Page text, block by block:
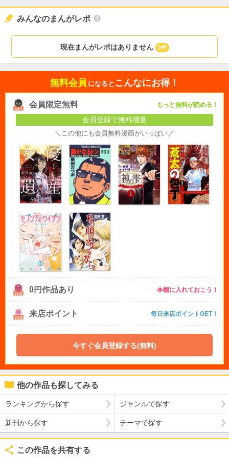
みんなのまんがレポ
現在まんがレポはありません 0件
無料会員 になると こんなにお得！
会員限定無料 もっと無料が読める！
会員登録で無料増量
＼この他にも会員無料漫画がいっぱい／
0円作品あり 本棚に入れておこう！
来店ポイント 毎日来店ポイントGET！
今すぐ会員登録する(無料)
他の作品も探してみる
ランキングから探す ジャンルで探す
新刊から探す テーマで探す
この作品を共有する